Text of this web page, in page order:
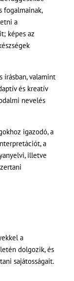
fogalmainak,
a
képes az
írásban, valamint
és kreatív
nevelés
igazodó, a
a
illetve
a
dolgozik, és
sajátosságait.